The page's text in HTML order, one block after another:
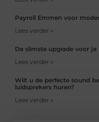
Payroll Emmen voor
Lees verder »
De slimste upgrade voor
Lees verder »
Wilt u de perfecte sound
luidsprekers huren?
Lees verder »